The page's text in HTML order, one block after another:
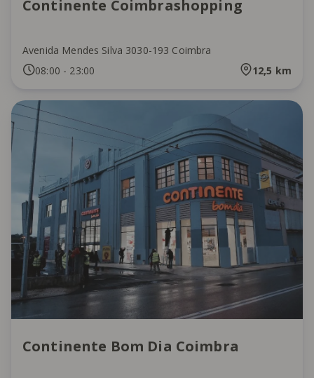
Continente Coimbrashopping
Avenida Mendes Silva 3030-193 Coimbra
08:00 - 23:00 12,5 km
Continente Bom Dia Coimbra